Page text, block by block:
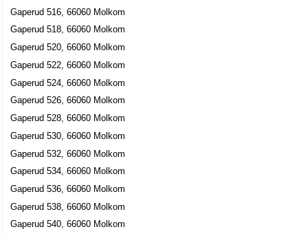
Gaperud 516, 66060 Molkom
Gaperud 518, 66060 Molkom
Gaperud 520, 66060 Molkom
Gaperud 522, 66060 Molkom
Gaperud 524, 66060 Molkom
Gaperud 526, 66060 Molkom
Gaperud 528, 66060 Molkom
Gaperud 530, 66060 Molkom
Gaperud 532, 66060 Molkom
Gaperud 534, 66060 Molkom
Gaperud 536, 66060 Molkom
Gaperud 538, 66060 Molkom
Gaperud 540, 66060 Molkom